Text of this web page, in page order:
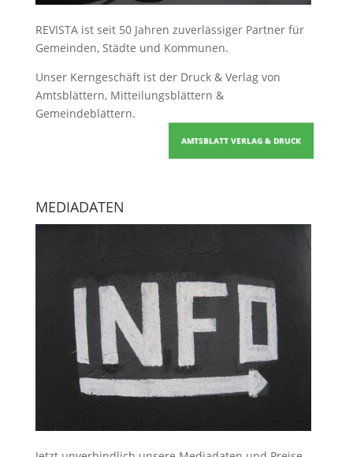
REVISTA ist seit 50 Jahren zuverlässiger Partner für
Gemeinden, Städte und Kommunen.
Unser Kerngeschäft ist der Druck & Verlag von
Amtsblättern, Mitteilungsblättern &
Gemeindeblättern.
AMTSBLATT VERLAG & DRUCK
MEDIADATEN